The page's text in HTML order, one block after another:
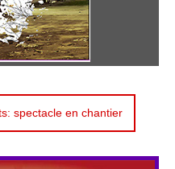
spectacle en chantier